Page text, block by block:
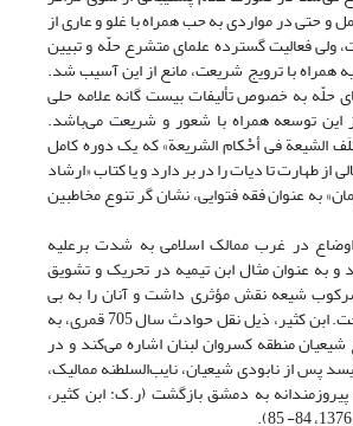
و حتی در مواردی به حب همراه با غلو و عاری از
فعالیت گسترده علمای متشرع حلّه و تبیین
همراه با ترویج شریعت، مانع از این آسیب شد.
حلّه به خصوص تألیفات بیست گانه علامه حلی
این توسعه همراه با شعور و شریعت می‌باشد.
الشیعة فی أحْکام الشریعة» که یک دوره کامل
از طهارت تا دیات را در بر دارد و یا کتاب «ارشاد
به عنوان فقه فتوایی، نشان گر تنوع مخاطبین
در غرب ممالک اسلامی به شدت برعلیه
و به عنوان مثال ابن تیمیه در تحریک و تشویق
شیعه نقش مؤثری داشت و آنان را به بی
شریعتی متهم می‌ساخت. ابن کثیر، ذیل نقل حوادث سال 705 قمری، به
منطقه کسروان لبنان اشاره می‌کند و در
پس از نابودی شیعیان، نایب‌السلطنه ممالیک،
پیروزمندانه به دمشق بازگشت (ر.ک: ابن کثیر،